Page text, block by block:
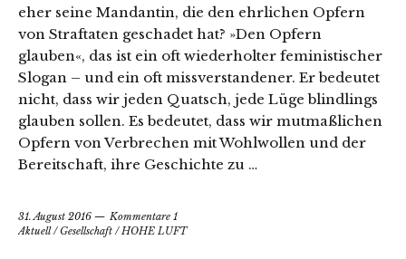
eher seine Mandantin, die den ehrlichen Opfern
von Straftaten geschadet hat? »Den Opfern
glauben«, das ist ein oft wiederholter feministischer
Slogan – und ein oft missverstandener. Er bedeutet
nicht, dass wir jeden Quatsch, jede Lüge blindlings
glauben sollen. Es bedeutet, dass wir mutmaßlichen
Opfern von Verbrechen mit Wohlwollen und der
Bereitschaft, ihre Geschichte zu …
31. August 2016
Kommentare 1
Aktuell/Gesellschaft /HOHE LUFT